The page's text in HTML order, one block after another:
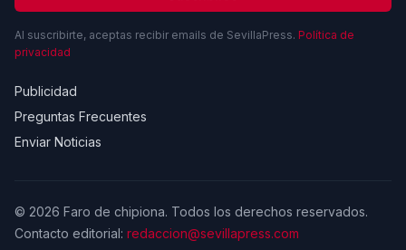
Al suscribirte, aceptas recibir emails de SevillaPress. Política de
privacidad
Publicidad
Preguntas Frecuentes
Enviar Noticias
© 2026 Faro de chipiona. Todos los derechos reservados.
Contacto editorial: redaccion@sevillapress.com